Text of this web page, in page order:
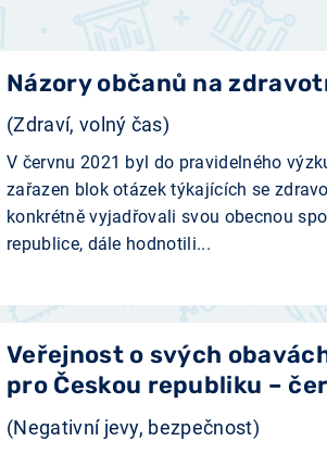
Názory občanů na
(Zdraví, volný čas)
V červnu 2021 byl do pravidelného
zařazen blok otázek týkajících se
konkrétně vyjadřovali svou obecnou
republice, dále hodnotili...
Veřejnost o svých
pro Českou republiku –
(Negativní jevy, bezpečnost)